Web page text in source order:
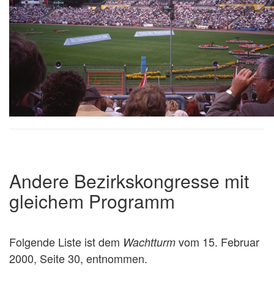
Andere Bezirkskongresse mit
gleichem Programm
Folgende Liste ist dem Wachtturm vom 15. Februar
2000, Seite 30, entnommen.